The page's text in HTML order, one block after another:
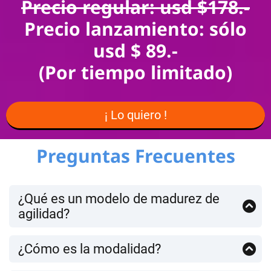
Precio regular: usd $178.-
Precio lanzamiento: sólo
usd $ 89.-
(Por tiempo limitado)
¡ Lo quiero !
Preguntas Frecuentes
¿Qué es un modelo de madurez de
agilidad?
prácticas y resultados ágiles. Sirve para
dónde estás,priorizar mejorasymedir progreso
en el
¿Cómo es la modalidad?